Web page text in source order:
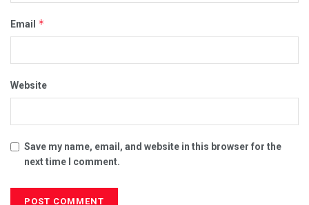
Email *
Website
Save my name, email, and website in this browser for the
next time I comment.